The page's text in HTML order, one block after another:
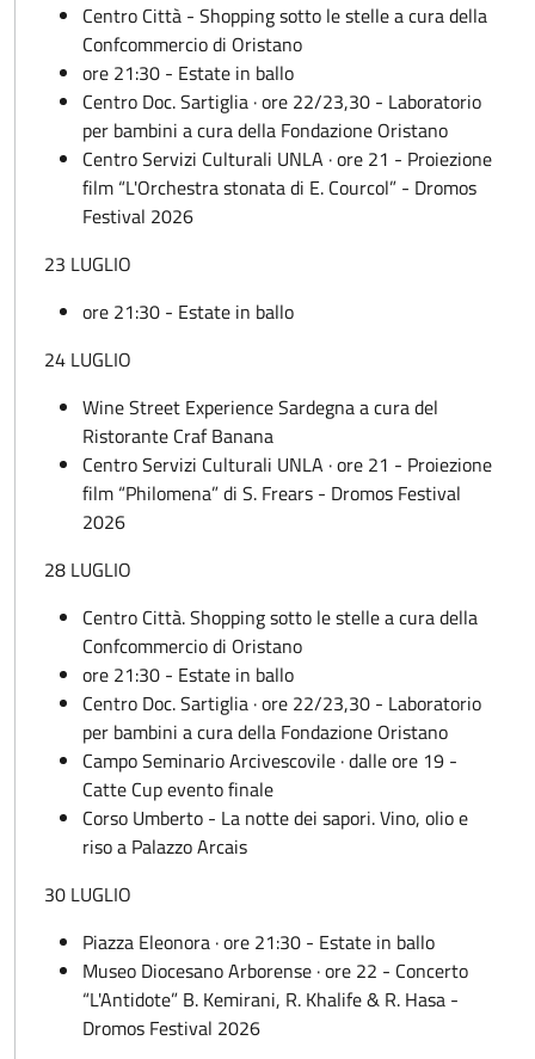
Centro Città - Shopping sotto le stelle a cura della
Confcommercio di Oristano
ore 21:30 - Estate in ballo
Centro Doc. Sartiglia · ore 22/23,30 - Laboratorio
per bambini a cura della Fondazione Oristano
Centro Servizi Culturali UNLA · ore 21 - Proiezione
film “L'Orchestra stonata di E. Courcol” - Dromos
Festival 2026
23 LUGLIO
ore 21:30 - Estate in ballo
24 LUGLIO
Wine Street Experience Sardegna a cura del
Ristorante Craf Banana
Centro Servizi Culturali UNLA · ore 21 - Proiezione
film “Philomena” di S. Frears - Dromos Festival
2026
28 LUGLIO
Centro Città. Shopping sotto le stelle a cura della
Confcommercio di Oristano
ore 21:30 - Estate in ballo
Centro Doc. Sartiglia · ore 22/23,30 - Laboratorio
per bambini a cura della Fondazione Oristano
Campo Seminario Arcivescovile · dalle ore 19 -
Catte Cup evento finale
Corso Umberto - La notte dei sapori. Vino, olio e
riso a Palazzo Arcais
30 LUGLIO
Piazza Eleonora · ore 21:30 - Estate in ballo
Museo Diocesano Arborense · ore 22 - Concerto
“L'Antidote” B. Kemirani, R. Khalife & R. Hasa -
Dromos Festival 2026